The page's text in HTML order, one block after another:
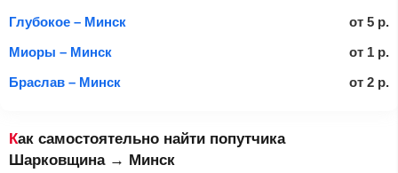
Глубокое – Минск
от 5 р.
Миоры – Минск
от 1 р.
Браслав – Минск
от 2 р.
Как самостоятельно найти попутчика
Шарковщина → Минск